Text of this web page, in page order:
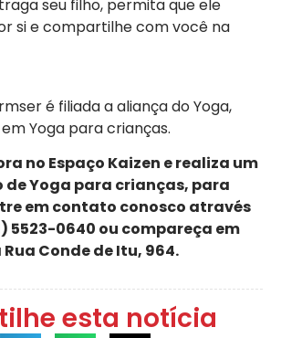
seu filho, permita que ele
si e compartilhe com você na
é filiada a aliança do Yoga,
Yoga para crianças.
no Espaço Kaizen e realiza um
Yoga para crianças, para
em contato conosco através
5523-0640 ou compareça em
Conde de Itu, 964.
esta notícia